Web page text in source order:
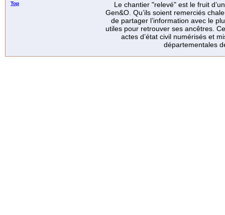
Top
Le chantier "relevé" est le fruit
Gen&O. Qu’ils soient remerciés
de partager l’information avec le
utiles pour retrouver ses ancêtres.
actes d’état civil numérisés et
départementales